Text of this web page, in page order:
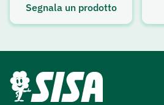
Segnala un prodotto